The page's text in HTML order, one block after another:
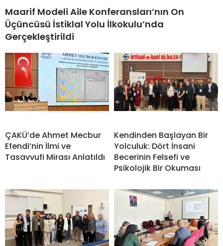
Maarif Modeli Aile Konferansları’nın On
Üçüncüsü İstiklal Yolu İlkokulu’nda
Gerçekleştirildi
ÇAKÜ’de Ahmet Mecbur
Efendi’nin İlmi ve
Tasavvufi Mirası Anlatıldı
Kendinden Başlayan Bir
Yolculuk: Dört İnsani
Becerinin Felsefi ve
Psikolojik Bir Okuması